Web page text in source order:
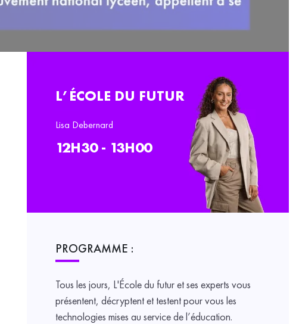
L’ÉCOLE DU FUTUR
Lisa Debernard
12H30 - 13H00
PROGRAMME :
Tous les jours, L'École du futur et ses experts vous
présentent, décryptent et testent pour vous les
technologies mises au service de l’éducation.